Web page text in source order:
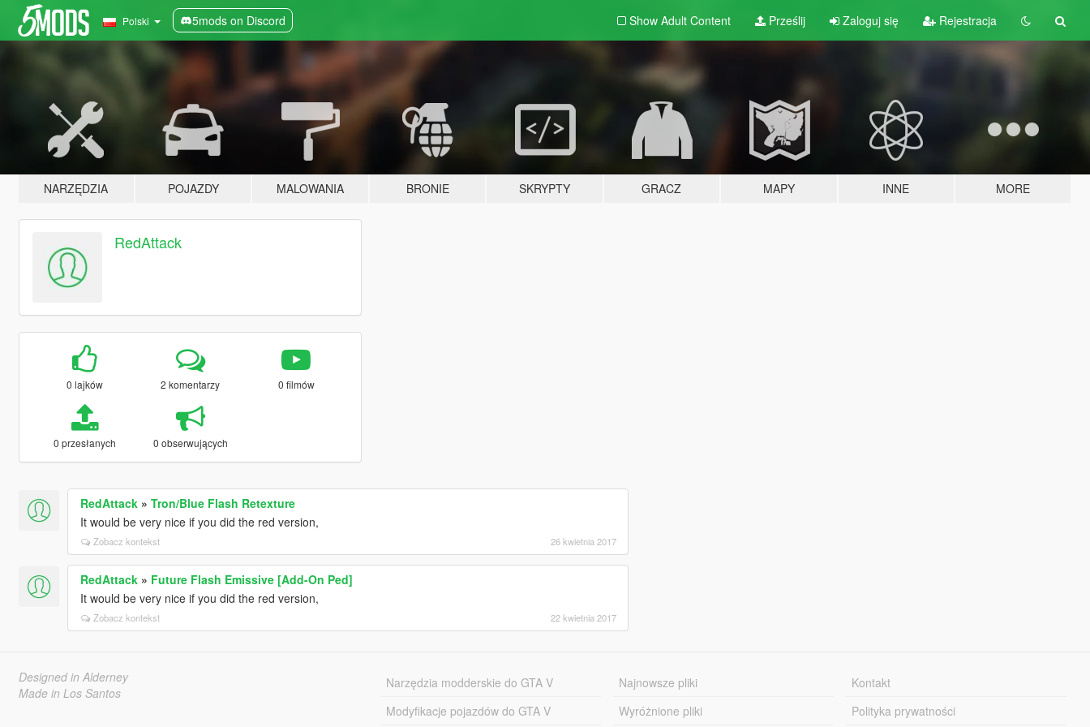
Polski 5mods on Discord Show Adult Content Prześlij Zaloguj się Rejestracja
NARZĘDZIA POJAZDY MALOWANIA BRONIE SKRYPTY GRACZ MAPY INNE MORE
RedAttack
0 lajków 2 komentarzy 0 filmów
0 przesłanych 0 obserwujących
RedAttack» Tron/Blue Flash Retexture
It would be very nice if you did the red version,
Zobacz kontekst 26 kwietnia 2017
RedAttack» Future Flash Emissive [Add-On Ped]
It would be very nice if you did the red version,
Zobacz kontekst 22 kwietnia 2017
Designed in Alderney
Made in Los Santos
Narzędzia modderskie do GTA V
Modyfikacje pojazdów do GTA V
Najnowsze pliki
Wyróżnione pliki
Kontakt
Polityka prywatności